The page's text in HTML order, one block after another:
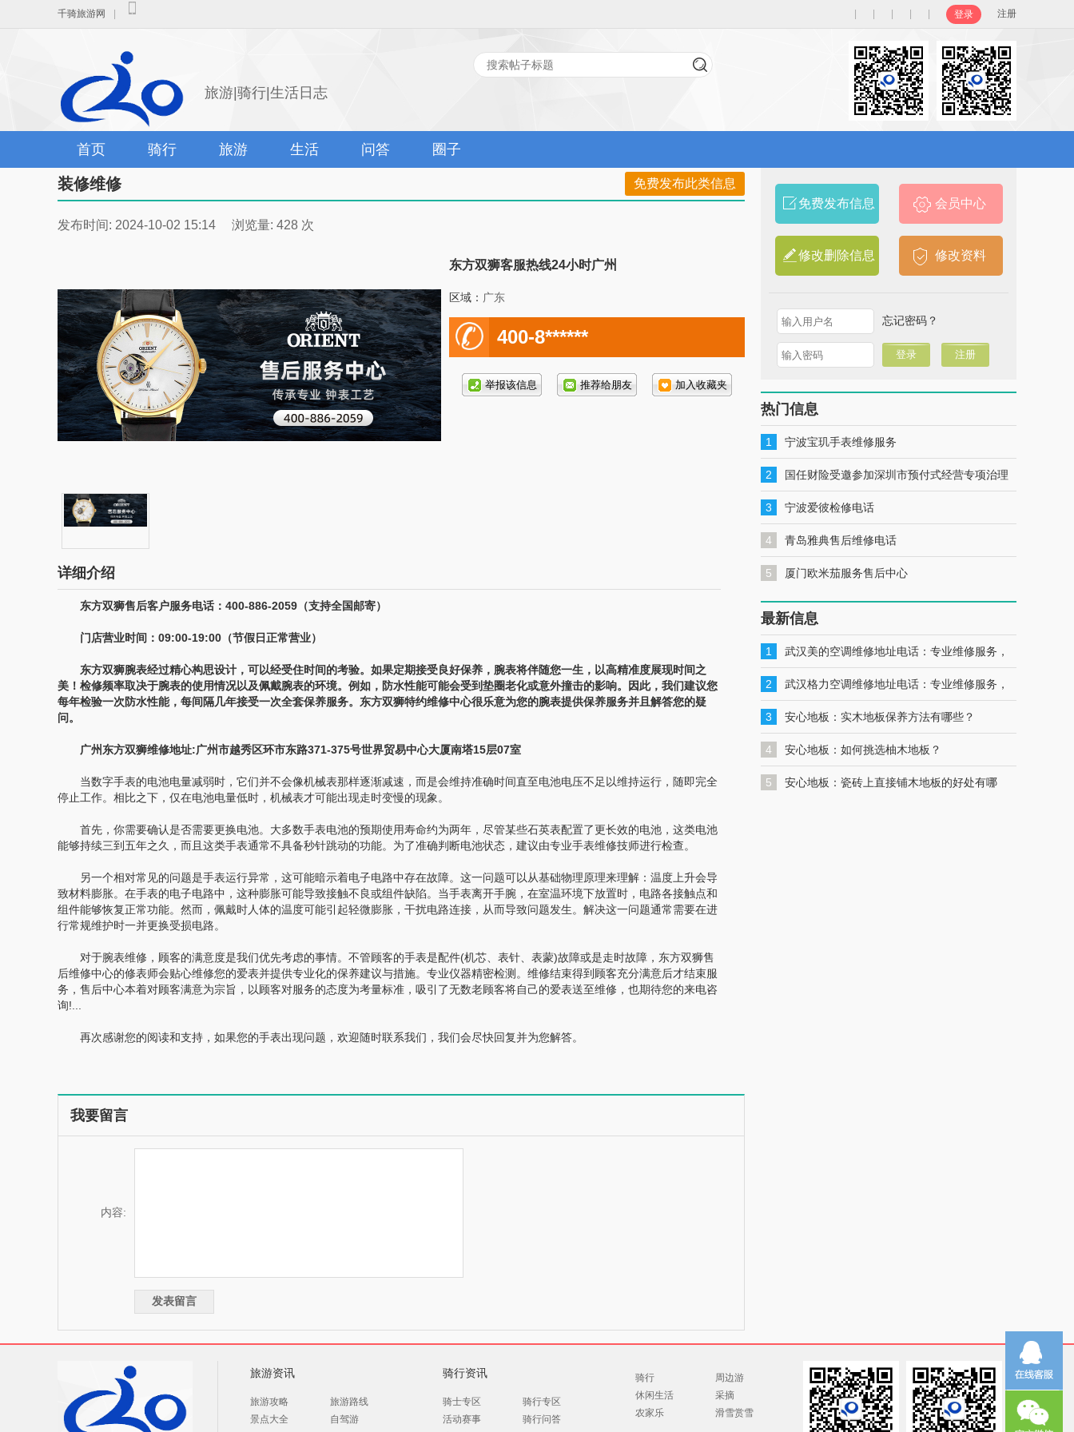
千骑旅游网 登录 注册
旅游|骑行|生活日志
首页 骑行 旅游 生活 问答 圈子
装修维修 免费发布此类信息
发布时间: 2024-10-02 15:14 浏览量: 428 次
东方双狮客服热线24小时广州
区域： 广东
电
话号
400-8******
详细介绍
东方双狮售后客户服务电话：400-886-2059（支持全国邮寄）
门店营业时间：09:00-19:00（节假日正常营业）
东方双狮腕表经过精心构思设计，可以经受住时间的考验。如果定期接受良好保养，腕表将伴随您一生，以高精准度展现时间之
美！检修频率取决于腕表的使用情况以及佩戴腕表的环境。例如，防水性能可能会受到垫圈老化或意外撞击的影响。因此，我们建议您
每年检验一次防水性能，每间隔几年接受一次全套保养服务。东方双狮特约维修中心很乐意为您的腕表提供保养服务并且解答您的疑
问。
广州东方双狮维修地址:广州市越秀区环市东路371-375号世界贸易中心大厦南塔15层07室
当数字手表的电池电量减弱时，它们并不会像机械表那样逐渐减速，而是会维持准确时间直至电池电压不足以维持运行，随即完全
停止工作。相比之下，仅在电池电量低时，机械表才可能出现走时变慢的现象。
首先，你需要确认是否需要更换电池。大多数手表电池的预期使用寿命约为两年，尽管某些石英表配置了更长效的电池，这类电池
能够持续三到五年之久，而且这类手表通常不具备秒针跳动的功能。为了准确判断电池状态，建议由专业手表维修技师进行检查。
另一个相对常见的问题是手表运行异常，这可能暗示着电子电路中存在故障。这一问题可以从基础物理原理来理解：温度上升会导
致材料膨胀。在手表的电子电路中，这种膨胀可能导致接触不良或组件缺陷。当手表离开手腕，在室温环境下放置时，电路各接触点和
组件能够恢复正常功能。然而，佩戴时人体的温度可能引起轻微膨胀，干扰电路连接，从而导致问题发生。解决这一问题通常需要在进
行常规维护时一并更换受损电路。
对于腕表维修，顾客的满意度是我们优先考虑的事情。不管顾客的手表是配件(机芯、表针、表蒙)故障或是走时故障，东方双狮售
后维修中心的修表师会贴心维修您的爱表并提供专业化的保养建议与措施。专业仪器精密检测。维修结束得到顾客充分满意后才结束服
务，售后中心本着对顾客满意为宗旨，以顾客对服务的态度为考量标准，吸引了无数老顾客将自己的爱表送至维修，也期待您的来电咨
询!...
再次感谢您的阅读和支持，如果您的手表出现问题，欢迎随时联系我们，我们会尽快回复并为您解答。
我要留言
内容:
免费发布信息 会员中心
修改删除信息 修改资料
忘记密码？
热门信息
1 宁波宝玑手表维修服务
2 国任财险受邀参加深圳市预付式经营专项治理
工作推进会暨预付式经营领域保险签约仪式
3 宁波爱彼检修电话
4 青岛雅典售后维修电话
5 厦门欧米茄服务售后中心
最新信息
1 武汉美的空调维修地址电话：专业维修服务，
一键联系解决您的美的空调问题
2 武汉格力空调维修地址电话：专业维修服务，
一键联系解决您的格力空调问题
3 安心地板：实木地板保养方法有哪些？
4 安心地板：如何挑选柚木地板？
5 安心地板：瓷砖上直接铺木地板的好处有哪
旅游资讯
旅游攻略
旅游路线
景点大全
自驾游
骑行资讯
骑士专区
骑行专区
活动赛事
骑行问答
骑行
周边游
休闲生活
采摘
农家乐
滑雪赏雪